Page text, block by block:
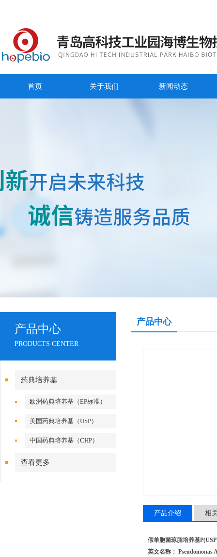
首页 关于我们 新闻动态
产品中心
PRODUCTS CENTER
药典培养基
欧洲药典培养基（EP标准）
美国药典培养基（USP）
中国药典培养基（CHP）
查看更多
产品中心
产品介绍 相
假单胞菌琼脂培养基
英文名称： Pseudomonas